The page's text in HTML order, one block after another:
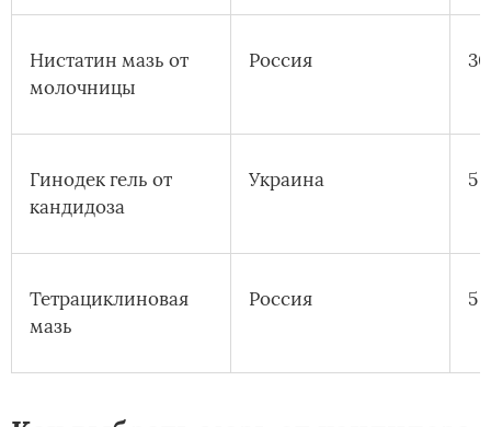
Нистатин мазь от
молочницы
Россия
Гинодек гель от
кандидоза
Украина 5
Тетрациклиновая
мазь
Россия 5 г